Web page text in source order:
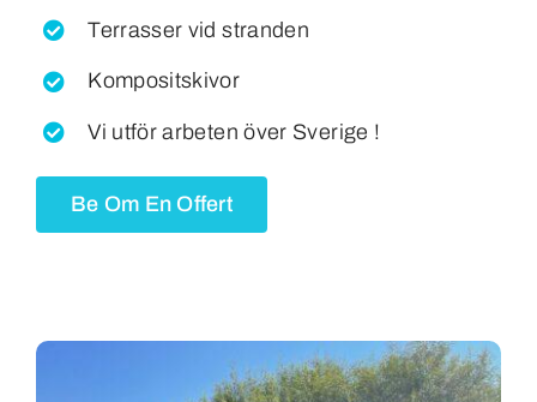
Terrasser vid stranden
Kompositskivor
Vi utför arbeten över Sverige !
Be Om En Offert